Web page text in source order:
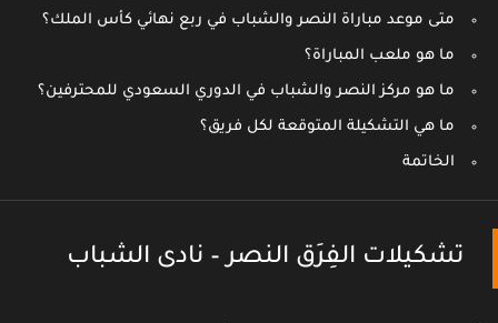
متى موعد مباراة النصر والشباب في ربع نهائي كأس الملك؟
ما هو ملعب المباراة؟
ما هو مركز النصر والشباب في الدوري السعودي للمحترفين؟
ما هي التشكيلة المتوقعة لكل فريق؟
الخاتمة
تشكيلات الفِرَق النصر – نادى الشباب